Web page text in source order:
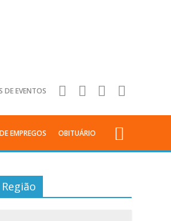
DE EVENTOS
EMPREGOS OBITUÁRIO